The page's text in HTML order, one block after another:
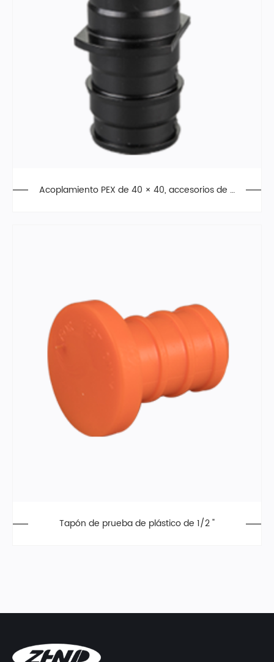
Acoplamiento PEX de 40 × 40, accesorios de e
Tapón de prueba de plástico de 1/2 "